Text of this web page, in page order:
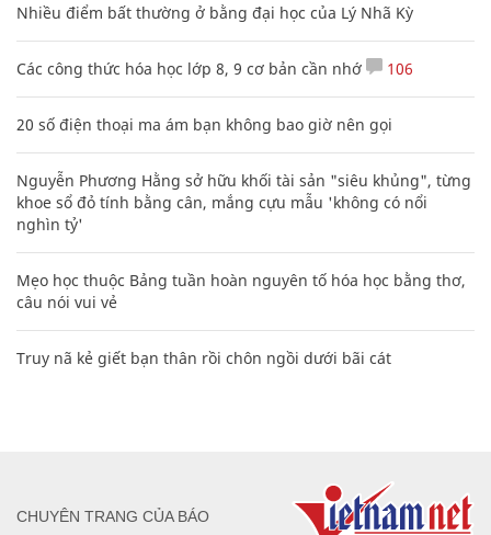
Nhiều điểm bất thường ở bằng đại học của Lý Nhã Kỳ
Các công thức hóa học lớp 8, 9 cơ bản cần nhớ 106
20 số điện thoại ma ám bạn không bao giờ nên gọi
Nguyễn Phương Hằng sở hữu khối tài sản "siêu khủng", từng
khoe sổ đỏ tính bằng cân, mắng cựu mẫu 'không có nổi
nghìn tỷ'
Mẹo học thuộc Bảng tuần hoàn nguyên tố hóa học bằng thơ,
câu nói vui vẻ
Truy nã kẻ giết bạn thân rồi chôn ngồi dưới bãi cát
CHUYÊN TRANG CỦA BÁO